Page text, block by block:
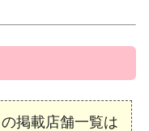
の掲載店舗一覧は